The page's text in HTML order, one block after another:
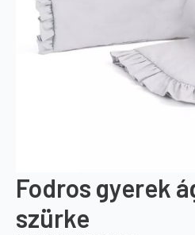
Fodros gyerek
szürke